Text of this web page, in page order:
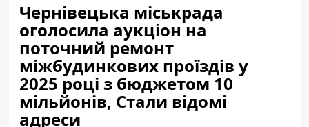
Чернівецька міськрада
оголосила аукціон на
поточний ремонт
міжбудинкових проїздів у
2025 році з бюджетом 10
мільйонів, Стали відомі
адреси